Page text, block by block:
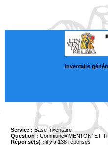
Inventaire
Service : Base Inventaire
Question : Commune='MENTON' ET
Réponse(s) :il y a 138 réponses